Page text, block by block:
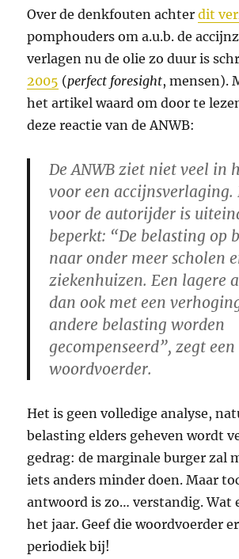
Over de denkfouten achterdit
pomphouders om a.u.b. de
verlagen nu de olie zo duur is
2005 (perfect foresight, mensen).
het artikel waard om door te
deze reactie van de ANWB:
De ANWB ziet niet veel in
voor een accijnsverlaging.
voor de autorijder is
beperkt: “De belasting op
naar onder meer scholen
ziekenhuizen. Een lagere
dan ook met een
andere belasting worden
gecompenseerd”, zegt een
woordvoerder.
Het is geen volledige analyse,
belasting elders geheven wordt
gedrag: de marginale burger zal
iets anders minder doen. Maar
antwoord is zo… verstandig. Wat
het jaar. Geef die woordvoerder
periodiek bij!